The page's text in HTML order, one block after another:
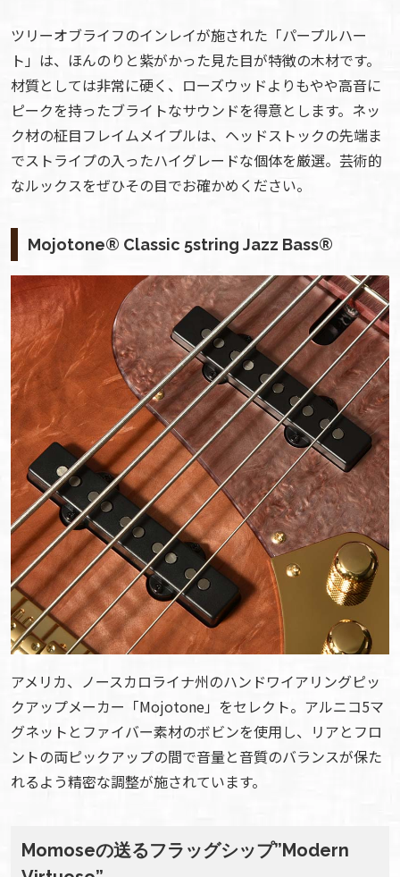
ツリーオブライフのインレイが施された「パープルハー
ト」は、ほんのりと紫がかった見た目が特徴の木材です。
材質としては非常に硬く、ローズウッドよりもやや高音に
ピークを持ったブライトなサウンドを得意とします。ネッ
ク材の柾目フレイムメイプルは、ヘッドストックの先端ま
でストライプの入ったハイグレードな個体を厳選。芸術的
なルックスをぜひその目でお確かめください。
Mojotone® Classic 5string Jazz Bass®︎
アメリカ、ノースカロライナ州のハンドワイアリングピッ
クアップメーカー「Mojotone」をセレクト。アルニコ5マ
グネットとファイバー素材のボビンを使用し、リアとフロ
ントの両ピックアップの間で音量と音質のバランスが保た
れるよう精密な調整が施されています。
Momoseの送るフラッグシップ”Modern